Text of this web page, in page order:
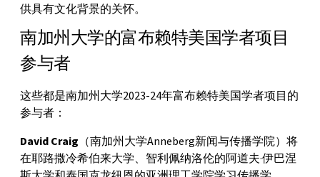
供具有文化背景的关怀。
南加州大学的富布赖特美国学者项目
参与者
这些都是南加州大学2023-24年富布赖特美国学者项目的
参与者：
David Craig （南加州大学Anneberg新闻与传播学院）将
在耶路撒冷希伯来大学、智利佩纳洛伦的阿道夫·伊巴涅